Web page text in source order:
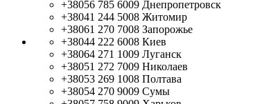
+38056 785 6009 Днепропетровск
+38041 244 5008 Житомир
+38061 270 7008 Запорожье
+38044 222 6008 Киев
+38064 271 1009 Луганск
+38051 272 7009 Николаев
+38053 269 1008 Полтава
+38054 270 9009 Сумы